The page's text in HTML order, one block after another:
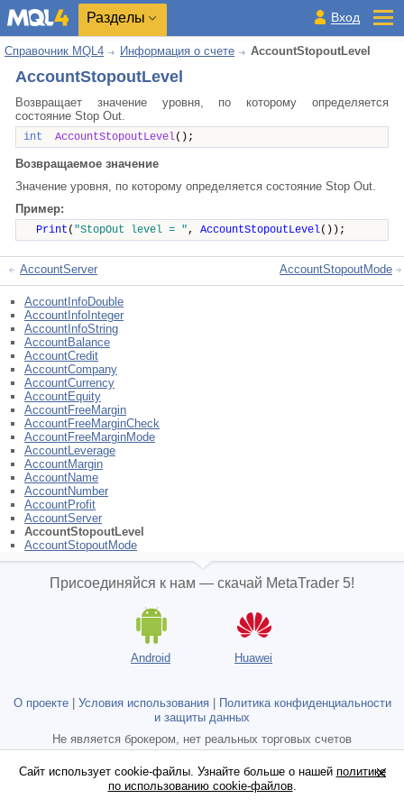
Разделы Вход
Справочник MQL4 Информация о счете AccountStopoutLevel
AccountStopoutLevel
Возвращает значение уровня, по которому определяется
состояние Stop Out.
int AccountStopoutLevel();
Возвращаемое значение
Значение уровня, по которому определяется состояние Stop Out.
Пример:
Print ( "StopOut level = ", AccountStopoutLevel());
AccountServer AccountStopoutMode
AccountInfoDouble
AccountInfoInteger
AccountInfoString
AccountBalance
AccountCredit
AccountCompany
AccountCurrency
AccountEquity
AccountFreeMargin
AccountFreeMarginCheck
AccountFreeMarginMode
AccountLeverage
AccountMargin
AccountName
AccountNumber
AccountProfit
AccountServer
AccountStopoutLevel
AccountStopoutMode
Присоединяйся к нам — скачай MetaTrader 5!
Android Huawei
О проекте| Условия использования|
Политика конфиденциальности
и защиты данных
Не является брокером, нет реальных торговых счетов
Сайт использует cookie-файлы. Узнайте больше о нашей политике
по использованию cookie-файлов.
Сайт использует cookie-файлы. Узнайте больше о нашей политике
по использованию cookie-файлов.